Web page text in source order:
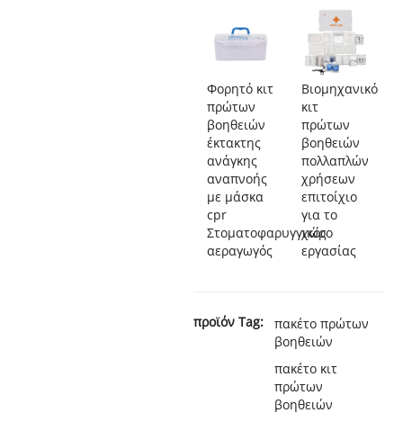
Φορητό κιτ
πρώτων
βοηθειών
έκτακτης
ανάγκης
αναπνοής
με μάσκα
cpr
Στοματοφαρυγγικός
αεραγωγός
Βιομηχανικό
κιτ
πρώτων
βοηθειών
πολλαπλών
χρήσεων
επιτοίχιο
για το
χώρο
εργασίας
προϊόν Tag:
πακέτο πρώτων
βοηθειών
πακέτο κιτ
πρώτων
βοηθειών